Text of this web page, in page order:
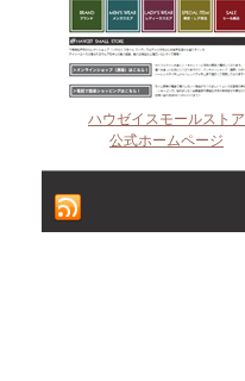
ハウゼイスモールストア
公式ホームページ